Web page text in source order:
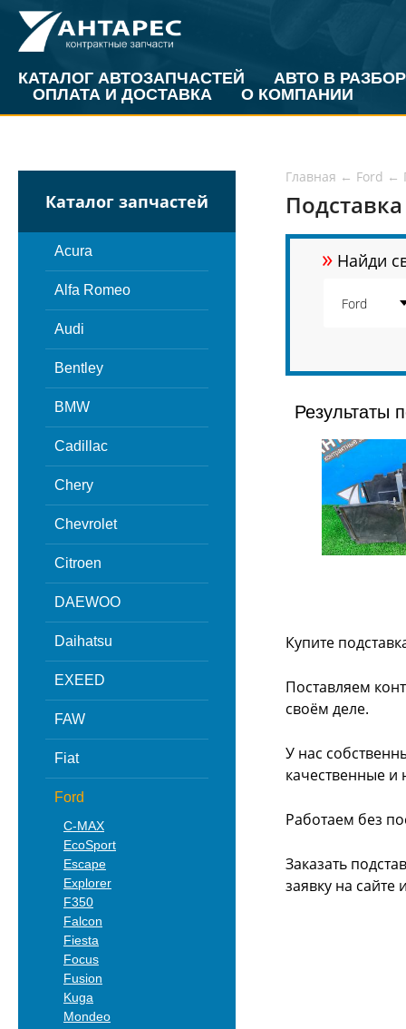
КАТАЛОГ АВТОЗАПЧАСТЕЙ
АВТО В РАЗБОР
ОПЛАТА И ДОСТАВКА
О КОМПАНИИ
Каталог запчастей
Acura
Alfa Romeo
Audi
Bentley
BMW
Cadillac
Chery
Chevrolet
Citroen
DAEWOO
Daihatsu
EXEED
FAW
Fiat
Ford
C-MAX
EcoSport
Escape
Explorer
F350
Falcon
Fiesta
Focus
Fusion
Kuga
Mondeo
Главная ← Ford ←
» Найди
Результаты
Купите
Поставляем
своём деле.
У нас
качественные и
Работаем без
Заказать
заявку на сайте